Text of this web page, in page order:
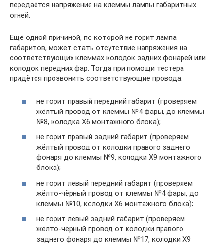
передаётся напряжение на клеммы лампы габаритных
огней.
Ещё одной причиной, по которой не горит лампа
габаритов, может стать отсутствие напряжения на
соответствующих клеммах колодок задних фонарей или
колодок передних фар. Тогда при помощи тестера
придётся прозвонить соответствующие провода:
не горит правый передний габарит (проверяем
жёлтый провод от клеммы №4 фары, до клеммы
№8, колодка Х6 монтажного блока);
не горит правый задний габарит (проверяем
жёлтый провод от колодки правого заднего
фонаря до клеммы №9, колодки Х9 монтажного
блока);
не горит левый передний габарит (проверяем
жёлто-чёрный провод от клеммы №4 фары, до
клеммы №10, колодки Х6 монтажного блока);
не горит левый задний габарит (проверяем
жёлто-чёрный провод от колодки правого
заднего фонаря до клеммы №17, колодки Х9